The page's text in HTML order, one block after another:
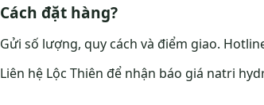
Cách đặt hàng?
Gửi số lượng, quy cách và điểm giao.
Liên hệ Lộc Thiên để nhận báo giá natri